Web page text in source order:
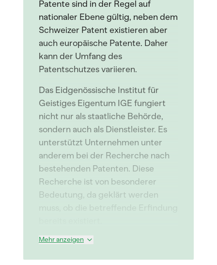
Patente sind in der Regel auf
nationaler Ebene gültig, neben dem
Schweizer Patent existieren aber
auch europäische Patente. Daher
kann der Umfang des
Patentschutzes variieren.
Das Eidgenössische Institut für
Geistiges Eigentum IGE fungiert
nicht nur als staatliche Behörde,
sondern auch als Dienstleister. Es
unterstützt Unternehmen unter
anderem bei der Recherche nach
bestehenden Patenten. Diese
Recherche ist von besonderer
Bedeutung, da geklärt werden
muss, ob die betreffende Erfindung
Mehr anzeigen